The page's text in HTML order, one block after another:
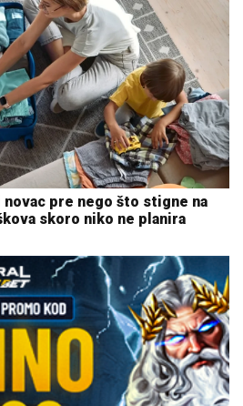
novac pre nego što stigne na
skoro niko ne planira